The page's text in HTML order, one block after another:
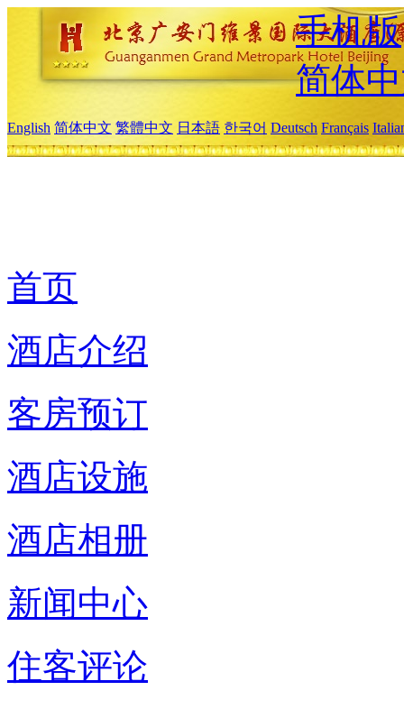
手机版
简体
English 简体中文 繁體中文 日本語 한국어 Deutsch Français
首页
酒店介绍
客房预订
酒店设施
酒店相册
新闻中心
住客评论